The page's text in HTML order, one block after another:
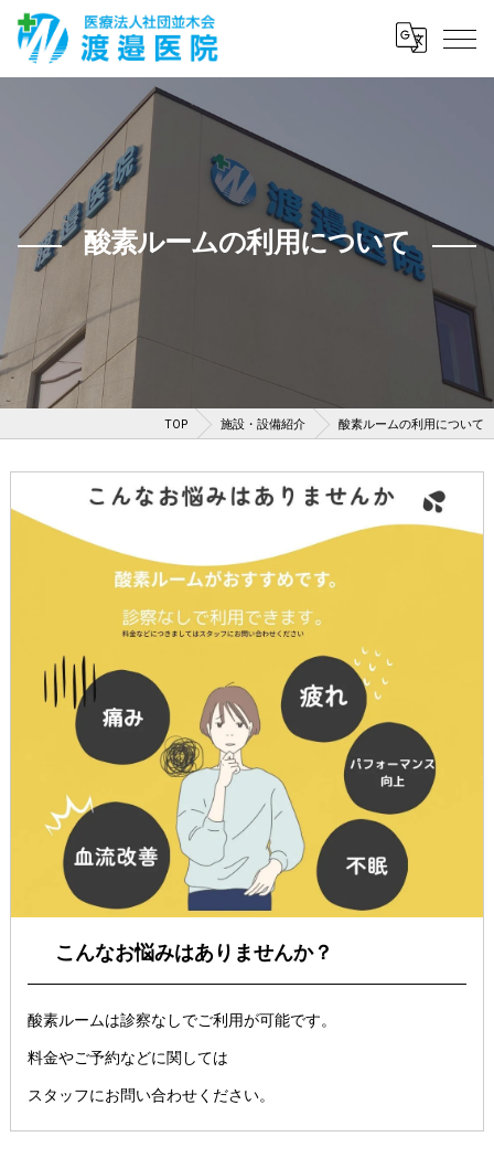
酸素ルームの利用について
TOP 施設・設備紹介 酸素ルームの利用について
こんなお悩みはありませんか？
酸素ルームは診察なしでご利用が可能です。
料金やご予約などに関しては
スタッフにお問い合わせください。